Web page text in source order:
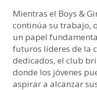
Mientras el Boys &
continúa su trabajo,
un papel
futuros líderes de la
dedicados, el club
donde los jóvenes
aspirar a alcanzar